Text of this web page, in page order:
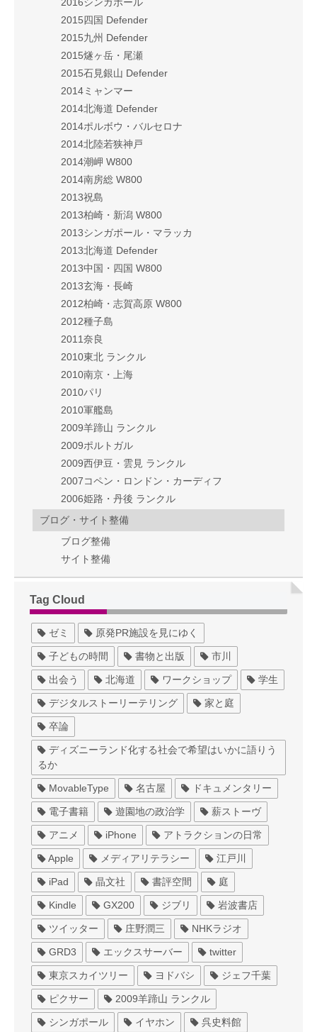
2015四国 Defender
2015九州 Defender
2015燧ヶ岳・尾瀬
2015石見銀山 Defender
2014ミャンマー
2014北海道 Defender
2014ポルボウ・バルセロナ
2014北陸若狭神戸
2014潮岬 W800
2014南房総 W800
2013祝島
2013柏崎・新潟 W800
2013シンガポール・マラッカ
2013北海道 Defender
2013中国・四国 W800
2013玄海・長崎
2012柏崎・志賀高原 W800
2012種子島
2011奈良
2010東北 ランクル
2010南京・上海
2010パリ
2010軍艦島
2009羊蹄山 ランクル
2009ポルトガル
2009西伊豆・雲見 ランクル
2007コペン・ロンドン・カーディフ
2006姫路・丹後 ランクル
ブログ・サイト整備
ブログ整備
サイト整備
Tag Cloud
ゼミ 原発PR施設を見にゆく
子どもの時間 書物と出版 市川
出会う 北海道 ワークショップ 学生
デジタルストーリーテリング 家と庭
卒論
ディズニーランド化する社会で希望はいかに語りう
るか
MovableType 名古屋 ドキュメンタリー
電子書籍 遊園地の政治学 薪ストーヴ
アニメ iPhone アトラクションの日常
Apple メディアリテラシー 江戸川
iPad 晶文社 書評空間 庭
Kindle GX200 ジブリ 岩波書店
ツイッター 庄野潤三 NHKラジオ
GRD3 エックスサーバー twitter
東京スカイツリー ヨドバシ ジェフ千葉
ピクサー 2009羊蹄山 ランクル
シンガポール イヤホン 呉史料館